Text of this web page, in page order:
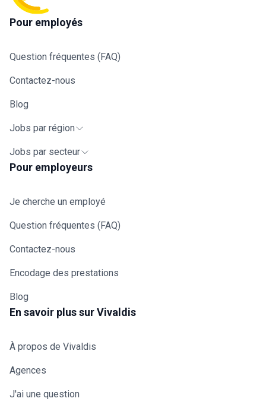
Pour employés
Question fréquentes (FAQ)
Contactez-nous
Blog
Jobs par région
Jobs par secteur
Pour employeurs
Je cherche un employé
Question fréquentes (FAQ)
Contactez-nous
Encodage des prestations
Blog
En savoir plus sur Vivaldis
À propos de Vivaldis
Agences
J'ai une question